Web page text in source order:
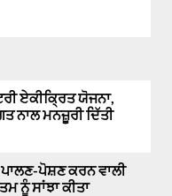
ਏਕੀਕ੍ਰਿਤ ਯੋਜਨਾ,
ਨਾਲ ਮਨਜ਼ੂਰੀ ਦਿੱਤੀ
ਪੋਸ਼ਣ ਕਰਨ ਵਾਲੀ
ਨੂੰ ਸਾਂਝਾ ਕੀਤਾ